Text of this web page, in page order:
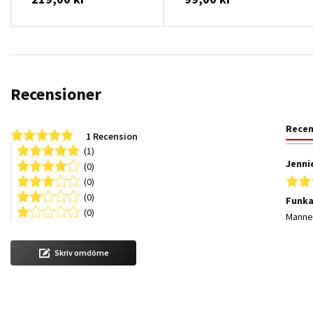
Recensioner
5.0 star rating
1 Recension
(1)
(0)
(0)
(0)
(0)
Skriv omdöme